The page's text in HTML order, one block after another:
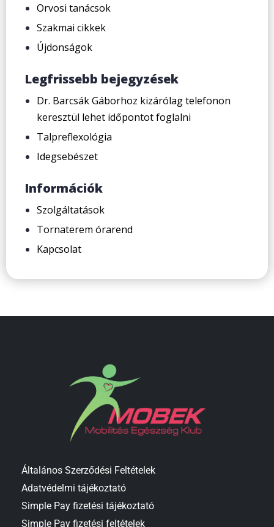
Orvosi tanácsok
Szakmai cikkek
Újdonságok
Legfrissebb bejegyzések
Dr. Barcsák Gáborhoz kizárólag telefonon
keresztül lehet időpontot foglalni
Talpreflexológia
Idegsebészet
Információk
Szolgáltatások
Tornaterem órarend
Kapcsolat
Általános Szerződési Feltételek
Adatvédelmi tájékoztató
Simple Pay fizetési tájékoztató
Simple Pay fizetési feltételek